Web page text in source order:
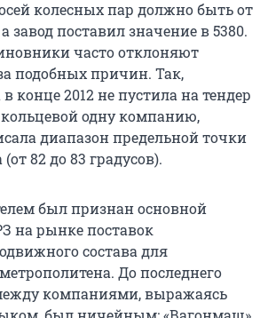
колесных пар должно быть от
завод поставил значение в 5380.
часто отклоняют
подобных причин. Так,
конце 2012 не пустила на тендер
одну компанию,
диапазон предельной точки
82 до 83 градусов).
был признан основной
на рынке поставок
состава для
До последнего
компаниями, выражаясь